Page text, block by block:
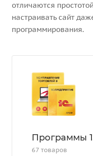
отличаются
настраивать сайт
программирования.
Программы
67 товаров